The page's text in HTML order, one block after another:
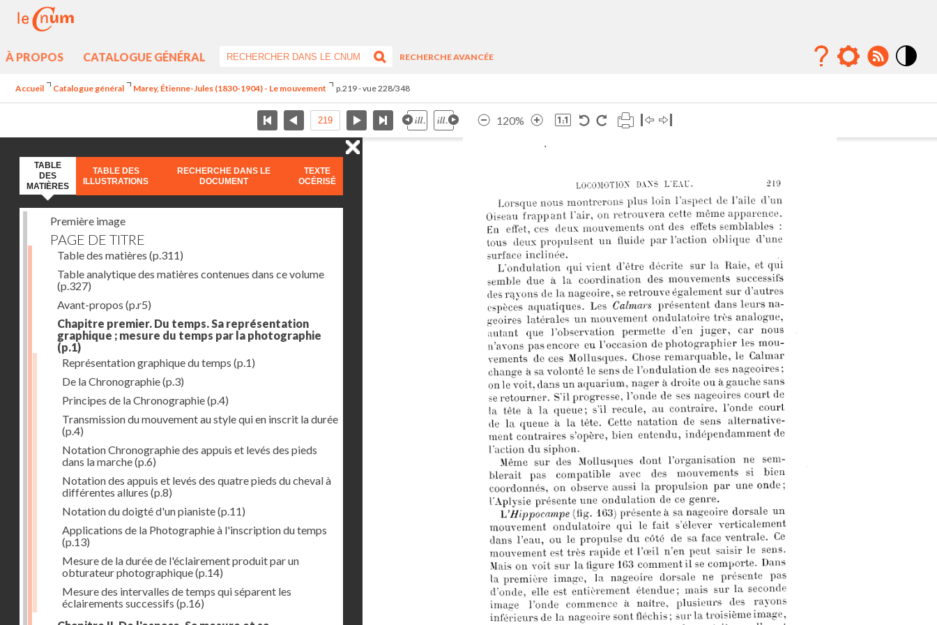
À PROPOS CATALOGUE GÉNÉRAL
RECHERCHE AVANCÉE
Accueil Catalogue général Marey, Étienne-Jules (1830-1904) - Le mouvement p.219 - vue 228/348
120%
TABLE
DES
MATIÈRES
TABLE DES
ILLUSTRATIONS
RECHERCHE DANS LE
DOCUMENT
TEXTE
OCÉRISÉ
Première image
PAGE DE TITRE
Table des matières (p.311)
Table analytique des matières contenues dans ce volume
(p.327)
Avant-propos (p.r5)
Chapitre premier. Du temps. Sa représentation
graphique ; mesure du temps par la photographie
(p.1)
Représentation graphique du temps (p.1)
De la Chronographie(p.3)
Principes de la Chronographie(p.4)
Transmission du mouvement au style qui en inscrit la durée
(p.4)
Notation Chronographie des appuis et levés des pieds
dans la marche(p.6)
Notation des appuis et levés des quatre pieds du cheval à
différentes allures (p.8)
Notation du doigté d'un pianiste(p.11)
Applications de la Photographie à l'inscription du temps
(p.13)
Mesure de la durée de l'éclairement produit par un
obturateur photographique(p.14)
Mesure des intervalles de temps qui séparent les
éclairements successifs (p.16)